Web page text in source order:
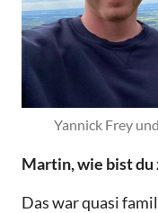
Yannick Frey
Martin, wie bist du
Das war quasi